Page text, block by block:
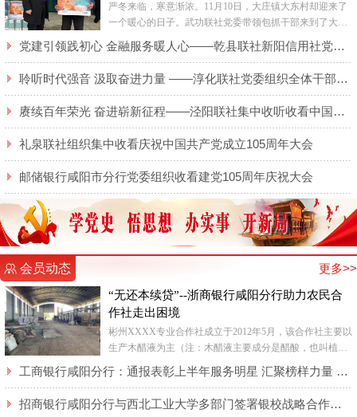
严冬来临，寒意渐浓。11月10日，大庄镇大东村却迎来了
一个暖心的日子。武功联社党委带领包抓干部来到了大庄
镇大东村，给脱贫户送来了生活所需的电热毯，在寒冬中
为群众送...
党建引领践初心 金融服务暖人心——乾县联社新阳信用社党支部全力保障“智慧餐厅”纪实
聆听时代强音 汲取奋进力量 ——淳化联社党委组织全体干部职工集中收听收看庆祝 中国共产党成立105周年大会实况直播
赓续百年荣光 奋进崭新征程——泾阳联社集中收听收看中国共产党成立105周年大会实况
礼泉联社组织集中收看庆祝中国共产党成立105周年大会
邮储银行咸阳市分行党委组织收看建党105周年庆祝大会
会员动态 更多>>
“无还本续贷”--浙商银行咸阳分行助力农民合
作社走出困境
彬州XXXX专业合作社成立于2012年5月，该合作社主要以
生产木醋液为主（注：木醋液主要成分是醋酸，也叫植物
酸，是木材等生物质在干馏设备中干馏后导出的蒸汽气体
混合物经...
工商银行咸阳分行：通报表彰上半年服务明星 汇聚榜样力量 激发奋进动能
招商银行咸阳分行与西北工业大学多部门签署银校战略合作协议